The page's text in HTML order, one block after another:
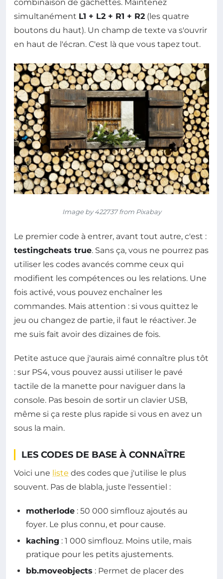
combinaison de gâchettes. Maintenez
simultanément L1 + L2 + R1 + R2 (les quatre
boutons du haut). Un champ de texte va s'ouvrir
en haut de l'écran. C'est là que vous tapez tout.
Image by 422737 from Pixabay
Le premier code à entrer, avant tout autre, c'est :
testingcheats true. Sans ça, vous ne pourrez pas
utiliser les codes avancés comme ceux qui
modifient les compétences ou les relations. Une
fois activé, vous pouvez enchaîner les
commandes. Mais attention : si vous quittez le
jeu ou changez de partie, il faut le réactiver. Je
me suis fait avoir des dizaines de fois.
Petite astuce que j'aurais aimé connaître plus tôt
: sur PS4, vous pouvez aussi utiliser le pavé
tactile de la manette pour naviguer dans la
console. Pas besoin de sortir un clavier USB,
même si ça reste plus rapide si vous en avez un
sous la main.
LES CODES DE BASE À CONNAÎTRE
Voici une liste des codes que j'utilise le plus
souvent. Pas de blabla, juste l'essentiel :
motherlode : 50 000 simflouz ajoutés au
foyer. Le plus connu, et pour cause.
kaching : 1 000 simflouz. Moins utile, mais
pratique pour les petits ajustements.
bb.moveobjects : Permet de placer des